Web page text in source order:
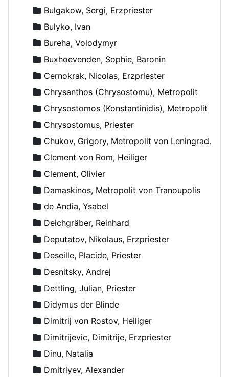
Bulgakow, Sergi, Erzpriester
Bulyko, Ivan
Bureha, Volodymyr
Buxhoevenden, Sophie, Baronin
Cernokrak, Nicolas, Erzpriester
Chrysanthos (Chrysostomu), Metropolit
Chrysostomos (Konstantinidis), Metropolit
Chrysostomus, Priester
Chukov, Grigory, Metropolit von Leningrad und Novgorod
Clement von Rom, Heiliger
Clement, Olivier
Damaskinos, Metropolit von Tranoupolis
de Andia, Ysabel
Deichgräber, Reinhard
Deputatov, Nikolaus, Erzpriester
Deseille, Placide, Priester
Desnitsky, Andrej
Dettling, Julian, Priester
Didymus der Blinde
Dimitrij von Rostov, Heiliger
Dimitrijevic, Dimitrije, Erzpriester
Dinu, Natalia
Dmitriyev, Alexander